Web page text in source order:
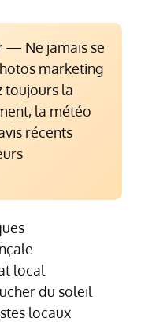
— Ne jamais se
marketing
toujours la
la météo
récents
local
du soleil
locaux